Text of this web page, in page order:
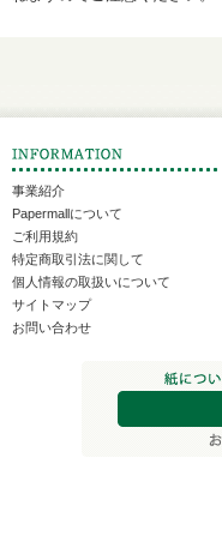
事業紹介
Papermallについて
ご利用規約
特定商取引法に関して
個人情報の取扱いについて
サイトマップ
お問い合わせ